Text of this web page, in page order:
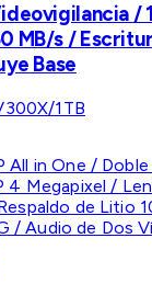
/
MB/s /
Base
1TB